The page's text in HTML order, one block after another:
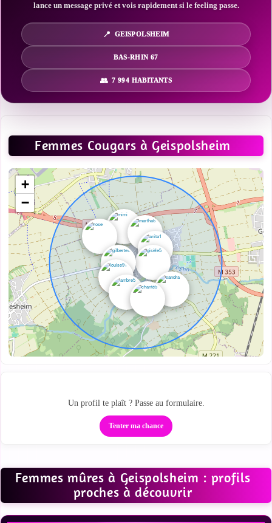
lance un message privé et vois rapidement si le feeling passe.
GEISPOLSHEIM
BAS-RHIN 67
7 994 HABITANTS
Femmes Cougars à Geispolsheim
+
−
Un profil te plaît ? Passe au formulaire.
Tenter ma chance
Femmes mûres à Geispolsheim : profils
proches à découvrir
VOIR LES PHOTOS